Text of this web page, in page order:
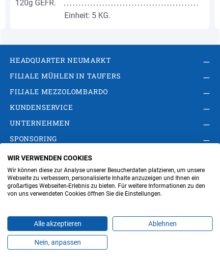
Produkte Favoriten Themen
Einheit: 5 KG.
HEADQUARTER NEUMARKT
FILIALE MÜHLEN IN TAUFERS
FILIALE MEZZOLOMBARDO
KUNDENSERVICE
UNTERNEHMEN
SPONSORING
AGB Privacy Policy
Impressum
Cookie-Einstellungen ändern
Verwaltung
WIR VERWENDEN COOKIES
Wir können diese zur Analyse unserer Besucherdaten platzieren, um unsere
Webseite zu verbessern, personalisierte Inhalte anzuzeigen und Ihnen ein
großartiges Webseiten-Erlebnis zu bieten. Für weitere Informationen zu den
von uns verwendeten Cookies öffnen Sie die Einstellungen.
Alle akzeptieren Ablehnen
Nein, anpassen